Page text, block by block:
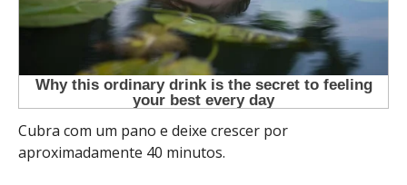
Cubra com um pano e deixe crescer por
aproximadamente 40 minutos.